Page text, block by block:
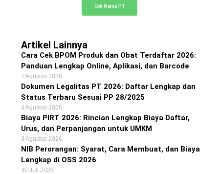
Cek Nama PT
Artikel Lainnya
Cara Cek BPOM Produk dan Obat Terdaftar 2026:
Panduan Lengkap Online, Aplikasi, dan Barcode
7 Agustus 2026
Dokumen Legalitas PT 2026: Daftar Lengkap dan
Status Terbaru Sesuai PP 28/2025
3 Agustus 2026
Biaya PIRT 2026: Rincian Lengkap Biaya Daftar,
Urus, dan Perpanjangan untuk UMKM
3 Agustus 2026
NIB Perorangan: Syarat, Cara Membuat, dan Biaya
Lengkap di OSS 2026
30 Juli 2026